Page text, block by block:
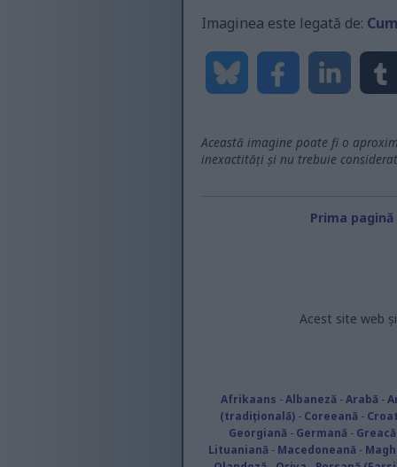
Imaginea este legată de:
Această imagine poate fi o
inexactități și nu trebuie
Prima pagină
Acest site web
Afrikaans -Albaneză -Arabă -
(tradițională) - Coreeană -
Georgiană - Germană - Greacă
Lituaniană - Macedoneană -